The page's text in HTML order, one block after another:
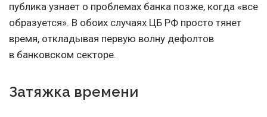
публика узнает о проблемах банка позже, когда «все
образуется». В обоих случаях ЦБ РФ просто тянет
время, откладывая первую волну дефолтов
в банковском секторе.
Затяжка времени